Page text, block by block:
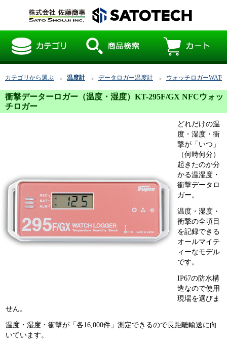
カテゴリから選ぶ 温度計 データロガー温度計 ウォッチロガー
衝撃データーロガー（温度・湿度）KT-295F/GX NFCウォッ
チロガー
どれだけの温
度・湿度・衝
撃が「いつ」
（何時何分）
起きたのか分
かる温湿度・
衝撃データロ
ガー。
温度・湿度・
衝撃の全項目
を記録できる
オールマイテ
ィーなモデル
です。
IP67の防水構
造なので使用
現場を選びま
せん。
温度・湿度・衝撃が「各16,000件」測定できるので長距離輸送に向
いています。